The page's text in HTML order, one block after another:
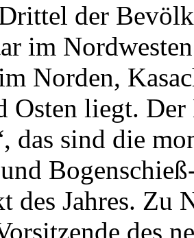
der
im
Norden,
Osten liegt.
das sind die
des Jahres. Zu
des